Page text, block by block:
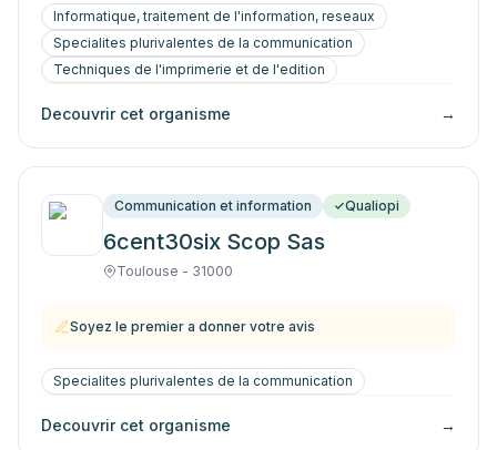
Informatique, traitement de l'information, reseaux
Specialites plurivalentes de la communication
Techniques de l'imprimerie et de l'edition
Decouvrir cet organisme →
Communication et information Qualiopi
6cent30six Scop Sas
Toulouse - 31000
Soyez le premier a donner votre avis
Specialites plurivalentes de la communication
Decouvrir cet organisme →